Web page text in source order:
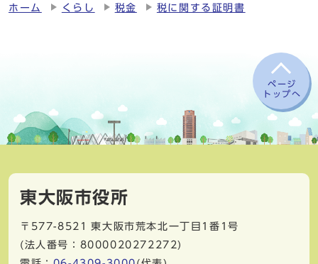
ホーム くらし 税金 税に関する証明書
ページ
トップへ
東大阪市役所
〒577-8521
東大阪市荒本北一丁目1番1号
(法人番号：8000020272272)